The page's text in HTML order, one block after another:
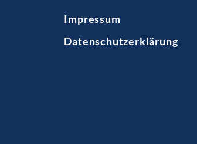
Impressum
Datenschutzerklärung